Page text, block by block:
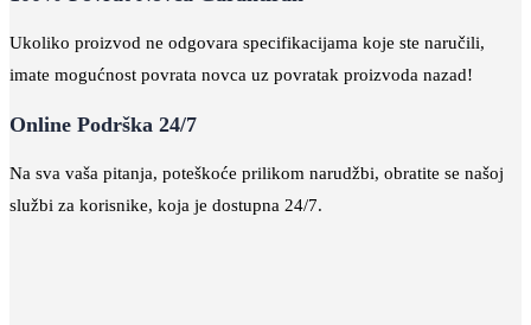
Ukoliko proizvod ne odgovara specifikacijama koje ste naručili,
imate mogućnost povrata novca uz povratak proizvoda nazad!
Online Podrška 24/7
Na sva vaša pitanja, poteškoće prilikom narudžbi, obratite se našoj
službi za korisnike, koja je dostupna 24/7.